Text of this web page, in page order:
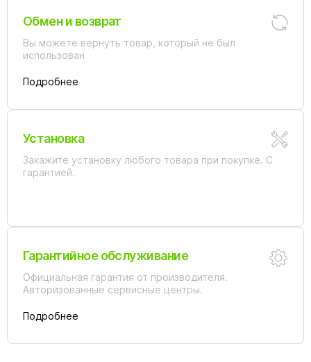
Обмен и возврат
Вы можете вернуть товар, который не был
использован
Подробнее
Установка
Закажите установку любого товара при покупке. С
гарантией.
Гарантийное обслуживание
Официальная гарантия от производителя.
Авторизованные сервисные центры.
Подробнее